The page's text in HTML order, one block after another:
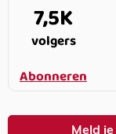
7,5K
volgers
Abonneren
Meld